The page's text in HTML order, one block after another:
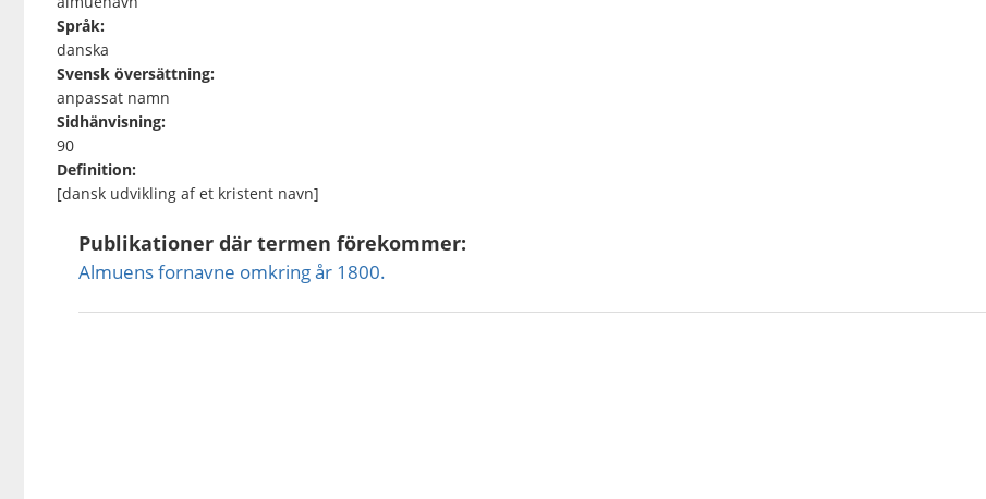
Språk:
danska
Svensk översättning:
anpassat namn
Sidhänvisning:
90
Definition:
[dansk udvikling af et kristent navn]
Publikationer där termen förekommer:
Almuens fornavne omkring år 1800.